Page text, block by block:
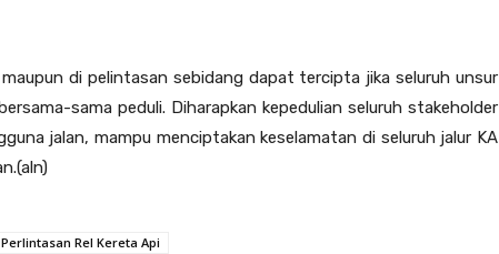
di pelintasan sebidang dapat tercipta jika seluruh unsur
sama peduli. Diharapkan kepedulian seluruh stakeholder
jalan, mampu menciptakan keselamatan di seluruh jalur KA
Perlintasan Rel Kereta Api